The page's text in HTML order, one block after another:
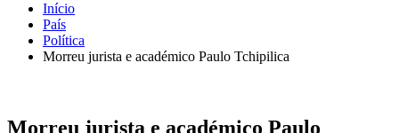
Início
País
Política
Morreu jurista e académico Paulo Tchipilica
Morreu jurista e académico Paulo